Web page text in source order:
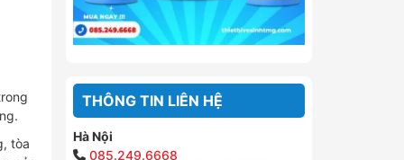
tòa
THÔNG TIN LIÊN HỆ
Hà Nội
085.249.6668